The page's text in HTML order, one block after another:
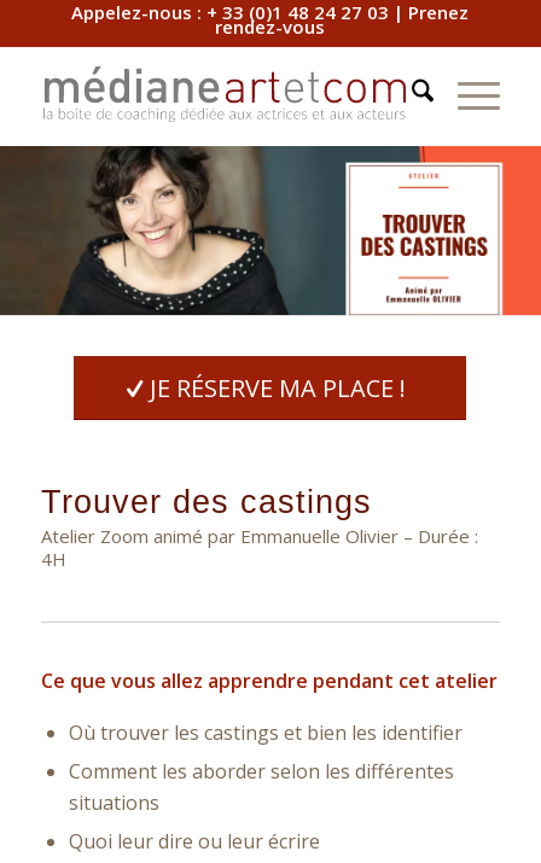
Appelez-nous : + 33 (0)1 48 24 27 03 | Prenez
rendez-vous
JE RÉSERVE MA PLACE !
Trouver des castings
Atelier Zoom animé par Emmanuelle Olivier – Durée :
4H
Ce que vous allez apprendre pendant cet atelier
Où trouver les castings et bien les identifier
Comment les aborder selon les différentes
situations
Quoi leur dire ou leur écrire